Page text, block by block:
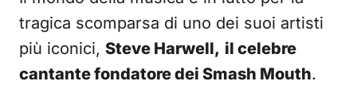
tragica scomparsa di uno dei suoi artisti
più iconici, Steve Harwell, il celebre
cantante fondatore dei Smash Mouth.